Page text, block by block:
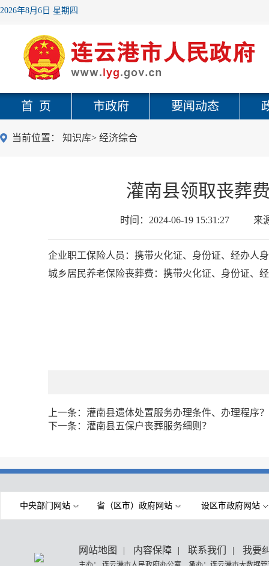
2026年8月6日 星期四
首 页 市政府 要闻动态
当前位置： 知识库> 经济综合
灌南县领取丧葬
时间： 2024-06-19 15:31:27 来
企业职工保险人员：携带火化证、身份证、经办人
城乡居民养老保险丧葬费：携带火化证、身份证、
上一条： 灌南县遗体处置服务办理条件、办理程序？
下一条： 灌南县五保户丧葬服务细则？
中央部门网站 省（区市）政府网站 设区市政府网站
网站地图 | 内容保障 | 联系我们 | 我要